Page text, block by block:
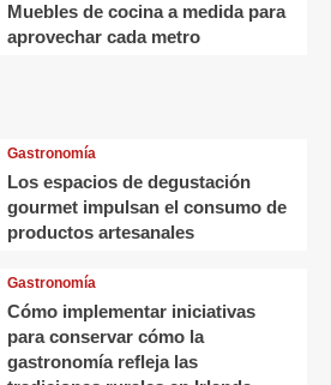
Muebles de cocina a medida para
aprovechar cada metro
Gastronomía
Los espacios de degustación
gourmet impulsan el consumo de
productos artesanales
Gastronomía
Cómo implementar iniciativas
para conservar cómo la
gastronomía refleja las